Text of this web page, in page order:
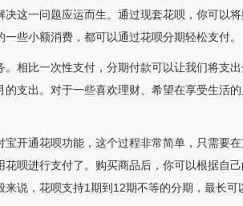
这一问题应运而生。通过现套花呗，你可以
些小额消费，都可以通过花呗分期轻松支付。
相比一次性支付，分期付款可以让我们将支
支出。对于一些喜欢理财、希望在享受生活
开通花呗功能，这个过程非常简单，只需要
呗进行支付了。购买商品后，你可以根据自
说，花呗支持1期到12期不等的分期，最长